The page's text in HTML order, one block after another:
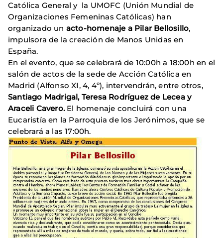
Católica General y la UMOFC (Unión Mundial de
Organizaciones Femeninas Católicas) han
organizado un acto-homenaje a Pilar Bellosillo,
impulsora de la creación de Manos Unidas en
España.
En el evento, que se celebrará de 10:00h a 18:00h en el
salón de actos de la sede de Acción Católica en
Madrid (Alfonso XI, 4, 4º), intervendrán, entre otros,
Santiago Madrigal, Teresa Rodríguez de Lecea y
Araceli Cavero.El homenaje concluirá con una
Eucaristía en la Parroquia de los Jerónimos, que se
celebrará a las 17:00h.